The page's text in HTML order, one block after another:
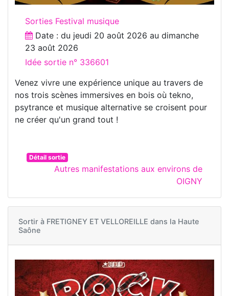
Sorties Festival musique
Date : du jeudi 20 août 2026 au dimanche
23 août 2026
Idée sortie n° 336601
Venez vivre une expérience unique au travers de
nos trois scènes immersives en bois où tekno,
psytrance et musique alternative se croisent pour
ne créer qu'un grand tout !
Détail sortie
Autres manifestations aux environs de
OIGNY
Sortir à FRETIGNEY ET VELLOREILLE dans la Haute
Saône